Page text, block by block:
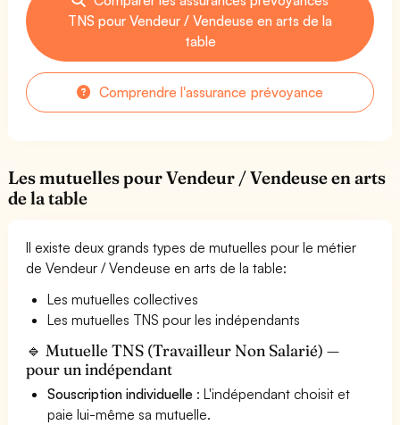
TNS pour Vendeur / Vendeuse en arts de la
table
Comprendre l'assurance prévoyance
Les mutuelles pour Vendeur / Vendeuse en arts
de la table
Il existe deux grands types de mutuelles pour le métier
de Vendeur / Vendeuse en arts de la table:
Les mutuelles collectives
Les mutuelles TNS pour les indépendants
🔹 Mutuelle TNS (Travailleur Non Salarié) —
pour un indépendant
Souscription individuelle : L'indépendant choisit et
paie lui-même sa mutuelle.